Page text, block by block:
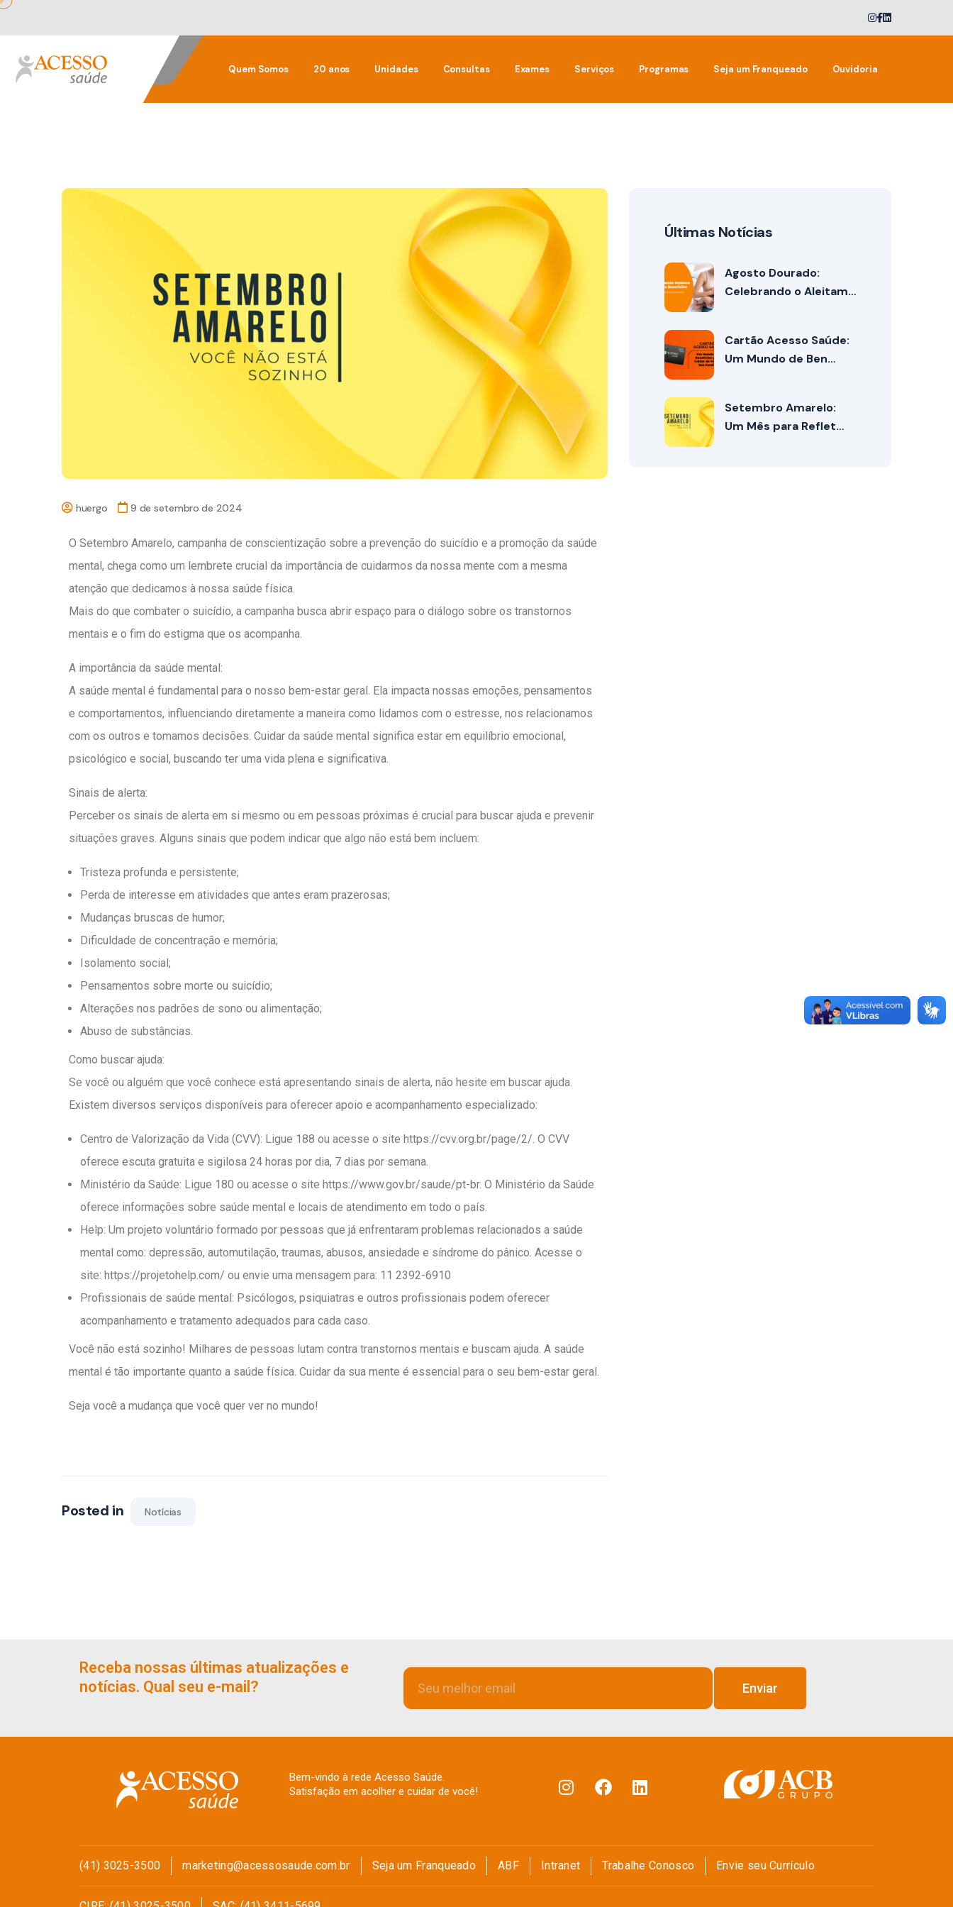
Quem Somos 20 anos Unidades Consultas Exames Serviços Programas Seja um Franqueado Ouvidoria
huergo 9 de setembro de 2024
O Setembro Amarelo, campanha de conscientização sobre a prevenção do suicídio e a promoção da saúde
mental, chega como um lembrete crucial da importância de cuidarmos da nossa mente com a mesma
atenção que dedicamos à nossa saúde física.
Mais do que combater o suicídio, a campanha busca abrir espaço para o diálogo sobre os transtornos
mentais e o fim do estigma que os acompanha.
A importância da saúde mental:
A saúde mental é fundamental para o nosso bem-estar geral. Ela impacta nossas emoções, pensamentos
e comportamentos, influenciando diretamente a maneira como lidamos com o estresse, nos relacionamos
com os outros e tomamos decisões. Cuidar da saúde mental significa estar em equilíbrio emocional,
psicológico e social, buscando ter uma vida plena e significativa.
Sinais de alerta:
Perceber os sinais de alerta em si mesmo ou em pessoas próximas é crucial para buscar ajuda e prevenir
situações graves. Alguns sinais que podem indicar que algo não está bem incluem:
Tristeza profunda e persistente;
Perda de interesse em atividades que antes eram prazerosas;
Mudanças bruscas de humor;
Dificuldade de concentração e memória;
Isolamento social;
Pensamentos sobre morte ou suicídio;
Alterações nos padrões de sono ou alimentação;
Abuso de substâncias.
Como buscar ajuda:
Se você ou alguém que você conhece está apresentando sinais de alerta, não hesite em buscar ajuda.
Existem diversos serviços disponíveis para oferecer apoio e acompanhamento especializado:
Centro de Valorização da Vida (CVV): Ligue 188 ou acesse o site https://cvv.org.br/page/2/. O CVV
oferece escuta gratuita e sigilosa 24 horas por dia, 7 dias por semana.
Ministério da Saúde: Ligue 180 ou acesse o site https://www.gov.br/saude/pt-br. O Ministério da Saúde
oferece informações sobre saúde mental e locais de atendimento em todo o país.
Help: Um projeto voluntário formado por pessoas que já enfrentaram problemas relacionados a saúde
mental como: depressão, automutilação, traumas, abusos, ansiedade e síndrome do pânico. Acesse o
site: https://projetohelp.com/ ou envie uma mensagem para: 11 2392-6910
Profissionais de saúde mental: Psicólogos, psiquiatras e outros profissionais podem oferecer
acompanhamento e tratamento adequados para cada caso.
Você não está sozinho! Milhares de pessoas lutam contra transtornos mentais e buscam ajuda. A saúde
mental é tão importante quanto a saúde física. Cuidar da sua mente é essencial para o seu bem-estar geral.
Seja você a mudança que você quer ver no mundo!
Posted in Notícias
Últimas Notícias
Agosto Dourado:
Celebrando o Aleitam…
Cartão Acesso Saúde:
Um Mundo de Ben…
Setembro Amarelo:
Um Mês para Reflet…
Receba nossas últimas atualizações e
notícias. Qual seu e-mail?
Enviar
Bem-vindo à rede Acesso Saúde.
Satisfação em acolher e cuidar de você!
(41) 3025-3500 marketing@acessosaude.com.br Seja um Franqueado ABF Intranet Trabalhe Conosco Envie seu Currículo